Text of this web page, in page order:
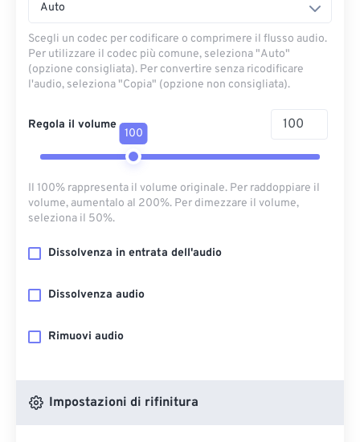
Auto
Scegli un codec per codificare o comprimere il flusso audio.
Per utilizzare il codec più comune, seleziona "Auto"
(opzione consigliata). Per convertire senza ricodificare
l'audio, seleziona "Copia" (opzione non consigliata).
Regola il volume
100
Il 100% rappresenta il volume originale. Per raddoppiare il
volume, aumentalo al 200%. Per dimezzare il volume,
seleziona il 50%.
Dissolvenza in entrata dell'audio
Dissolvenza audio
Rimuovi audio
Impostazioni di rifinitura